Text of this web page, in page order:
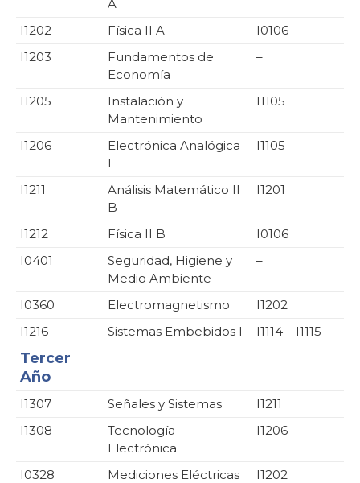
A
I1202 Física II A
I0106
I1203
Fundamentos de
Economía
–
I1205
Instalación y
Mantenimiento
I1105
I1206
Electrónica Analógica
I
I1105
I1211
Análisis Matemático II
B
I1201
I1212 Física II B
I0106
I0401
Seguridad, Higiene y
Medio Ambiente
–
I0360 Electromagnetismo
I1202
I1216
Sistemas Embebidos I I1114 – I1115
Tercer
Año
I1307 Señales y Sistemas
I1211
I1308
Tecnología
Electrónica
I1206
I0328 Mediciones Eléctricas
I1202